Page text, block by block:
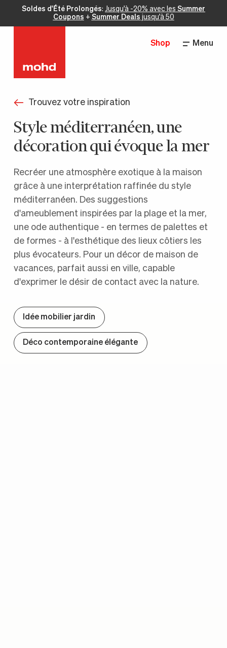
Soldes d'Été Prolongés: Jusqu'à -20% avec les Summer
Coupons + Summer Deals jusqu'à 50
Shop Menu
Trouvez votre inspiration
Style méditerranéen, une
décoration qui évoque la mer
Recréer une atmosphère exotique à la maison
grâce à une interprétation raffinée du style
méditerranéen. Des suggestions
d'ameublement inspirées par la plage et la mer,
une ode authentique - en termes de palettes et
de formes - à l'esthétique des lieux côtiers les
plus évocateurs. Pour un décor de maison de
vacances, parfait aussi en ville, capable
d'exprimer le désir de contact avec la nature.
Idée mobilier jardin
Déco contemporaine élégante